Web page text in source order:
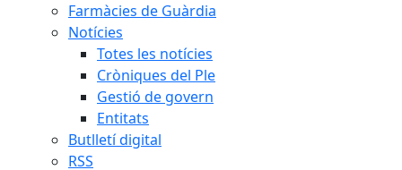
Farmàcies de Guàrdia
Notícies
Totes les notícies
Cròniques del Ple
Gestió de govern
Entitats
Butlletí digital
RSS